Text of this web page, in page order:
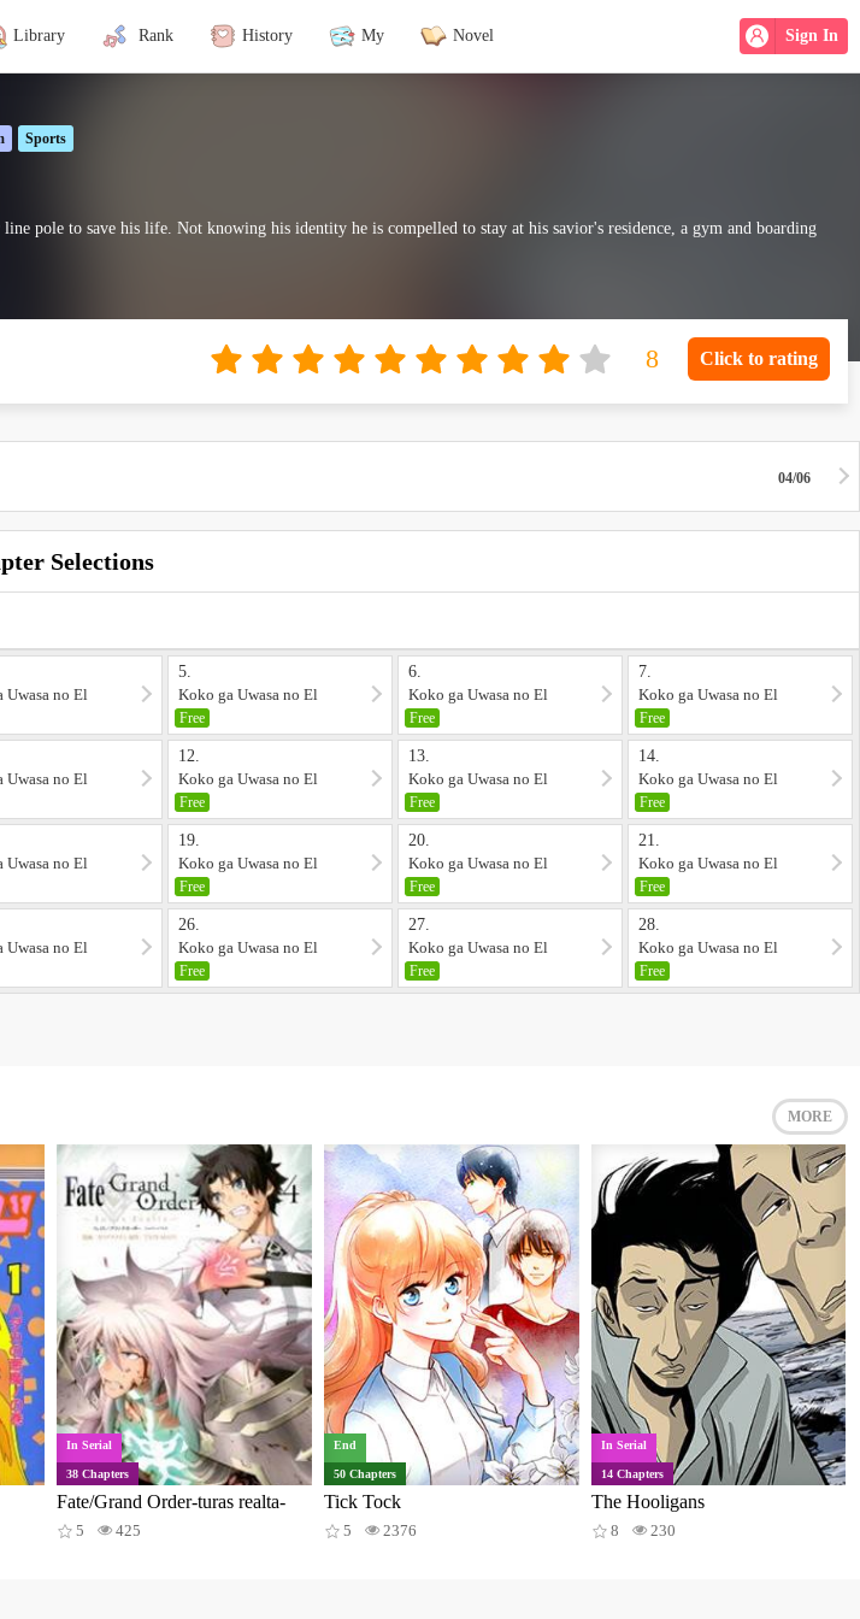
Sign In
Library Rank History My Novel
Sports
pole to save his life. Not knowing his identity he is compelled to stay at his savior's residence, a gym and boarding
Click to rating
04/06
Selections
Uwasa no El
5.
Koko ga Uwasa no El
Palacio 5
Free
6.
Koko ga Uwasa no El
Palacio 6
Free
7.
Koko ga Uwasa no El
Palacio 7
Free
Uwasa no El
12.
Koko ga Uwasa no El
Palacio 12
Free
13.
Koko ga Uwasa no El
Palacio 13
Free
14.
Koko ga Uwasa no El
Palacio 14
Free
Uwasa no El
19.
Koko ga Uwasa no El
Palacio 19
Free
20.
Koko ga Uwasa no El
Palacio 20
Free
21.
Koko ga Uwasa no El
Palacio 21
Free
Uwasa no El
26.
Koko ga Uwasa no El
Palacio 26
Free
27.
Koko ga Uwasa no El
Palacio 27
Free
28.
Koko ga Uwasa no El
Palacio 28
Free
MORE
In Serial
38 Chapters
Fate/Grand Order-turas realta-
5 425
End
50 Chapters
Tick Tock
5 2376
In Serial
14 Chapters
The Hooligans
8 230